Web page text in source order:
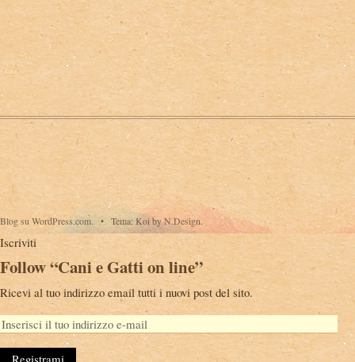
Blog su WordPress.com. • Tema: Koi by N.Design.
Iscriviti
Follow “Cani e Gatti on line”
Ricevi al tuo indirizzo email tutti i nuovi post del sito.